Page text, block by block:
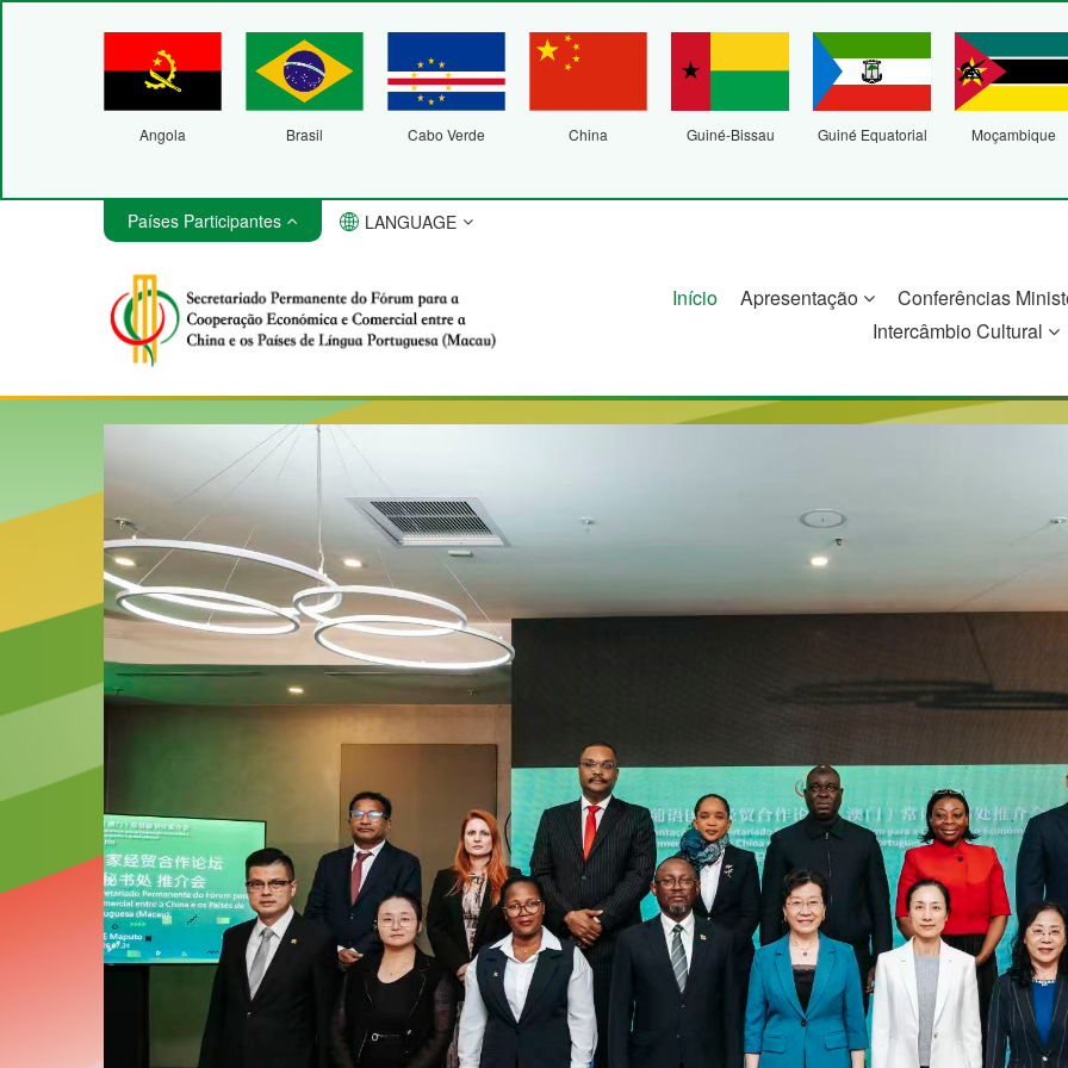
Angola Brasil Cabo Verde China Guiné-Bissau Guiné Equatorial Moçambique
Países Participantes LANGUAGE
Início Apresentação Conferências
Intercâmbio Cultural